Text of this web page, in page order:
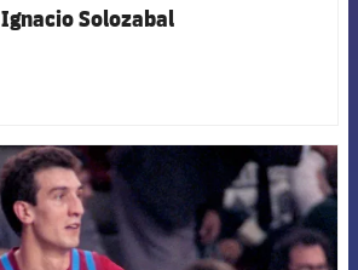
Ignacio Solozabal
FCB Barcelona badge